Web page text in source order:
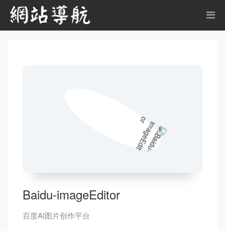
Baidu-imageEditor
百度AI图片创作平台